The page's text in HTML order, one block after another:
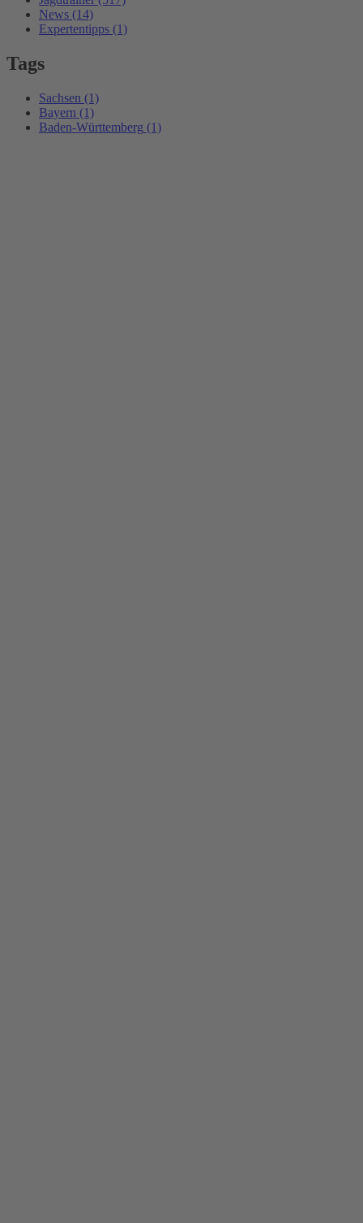
News (14)
Expertentipps (1)
Tags
Sachsen (1)
Bayern (1)
Baden-Württemberg (1)